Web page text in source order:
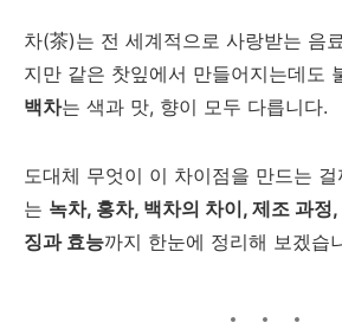
차(茶)는 전 세계적으로 사랑받는 음
지만 같은 찻잎에서 만들어지는데도
백차는 색과 맛, 향이 모두 다릅니다.
도대체 무엇이 이 차이점을 만드는
는 녹차, 홍차, 백차의 차이, 제조 과정
징과 효능까지 한눈에 정리해 보겠습